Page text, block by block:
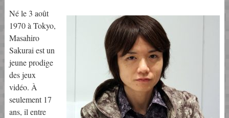
Né le 3 août
1970 à Tokyo,
Masahiro
Sakurai est un
jeune prodige
des jeux
vidéo. À
seulement 17
ans, il entre